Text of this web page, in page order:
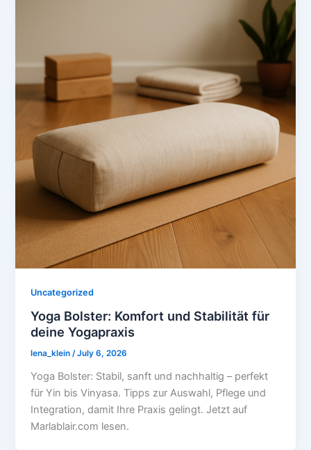
Uncategorized
Yoga Bolster: Komfort und Stabilität für
deine Yogapraxis
lena_klein/July 6, 2026
Yoga Bolster: Stabil, sanft und nachhaltig – perfekt
für Yin bis Vinyasa. Tipps zur Auswahl, Pflege und
Integration, damit Ihre Praxis gelingt. Jetzt auf
Marlablair.com lesen.